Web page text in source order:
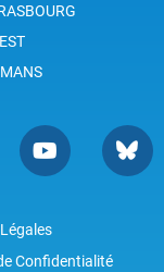
Confidentialité